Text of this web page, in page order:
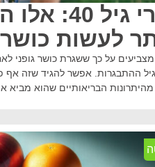
אחרי גיל
לעשות כושר
ההתבגרות. אפשר להגיד שזה אף
מהיתרונות הבריאותיים שהוא מביא